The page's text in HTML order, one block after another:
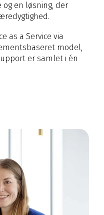
en løsning, der
as a Service via
model,
er samlet i én